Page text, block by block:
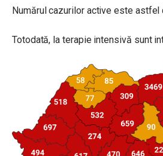
Numărul cazurilor active este
Totodată, la terapie intensivă sunt